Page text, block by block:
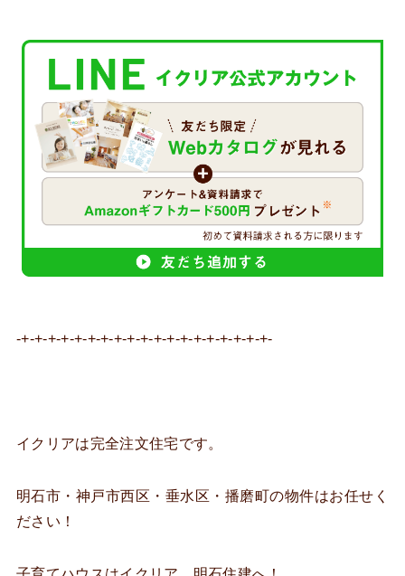
-+-+-+-+-+-+-+-+-+-+-+-+-+-+-+-+-+-+-+-
イクリアは完全注文住宅です。
明石市・神戸市西区・垂水区・播磨町の物件はお任せく
ださい！